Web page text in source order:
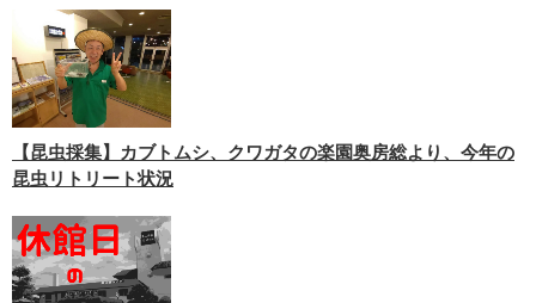
【昆虫採集】カブトムシ、クワガタの楽園奥房総より、今年の
昆虫リトリート状況